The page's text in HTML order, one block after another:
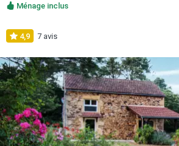
Ménage inclus
4,9 7 avis